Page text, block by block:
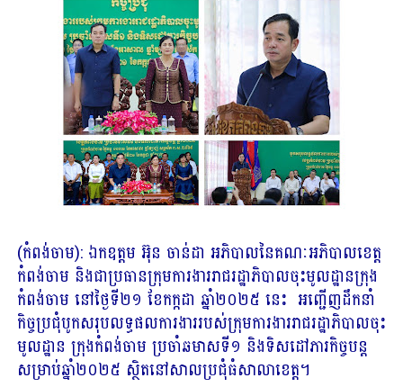
(កំពង់ចាម): ឯកឧត្តម អ៊ុន ចាន់ដា អភិបាលនៃគណៈអភិបាលខេត្ត
កំពង់ចាម និងជាប្រធានក្រុមការងាររាជរដ្ឋាភិបាលចុះមូលដ្ឋានក្រុង
កំពង់ចាម នៅថ្ងៃទី២១ ខែកក្កដា ឆ្នាំ២០២៥ នេះ អញ្ជើញដឹកនាំ
កិច្ចប្រជុំបូកសរុបលទ្ធផលការងាររបស់ក្រុមការងាររាជរដ្ឋាភិបាលចុះ
មូលដ្ឋាន ក្រុងកំពង់ចាម ប្រចាំឆមាសទី១ និងទិសដៅភារកិច្ចបន្ត
សម្រាប់ឆ្នាំ២០២៥ ស្ថិតនៅសាលប្រជុំធំសាលាខេត្ត។